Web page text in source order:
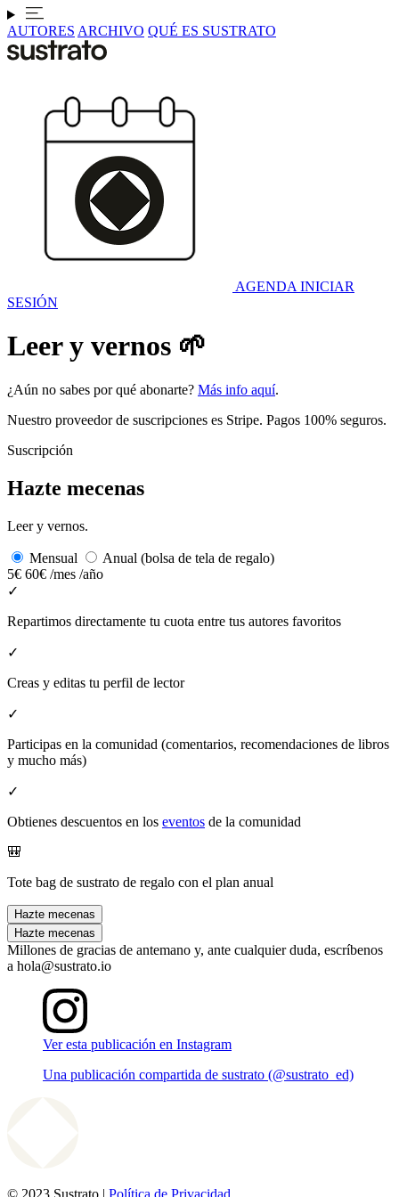
AUTORES ARCHIVO QUÉ ES SUSTRATO
AGENDA INICIAR
SESIÓN
Leer y vernos 🌱
¿Aún no sabes por qué abonarte? Más info aquí.
Nuestro proveedor de suscripciones es Stripe. Pagos 100% seguros.
Suscripción
Hazte mecenas
Leer y vernos.
Mensual
Anual (bolsa de tela de regalo)
5€ 60€ /mes /año
✓
Repartimos directamente tu cuota entre tus autores favoritos
✓
Creas y editas tu perfil de lector
✓
Participas en la comunidad (comentarios, recomendaciones de libros
y mucho más)
✓
Obtienes descuentos en los eventos de la comunidad
🎒
Tote bag de sustrato de regalo con el plan anual
Hazte mecenas
Hazte mecenas
Millones de gracias de antemano y, ante cualquier duda, escríbenos
a hola@sustrato.io
Ver esta publicación en Instagram
Una publicación compartida de sustrato (@sustrato_ed)
© 2023 Sustrato | Política de Privacidad